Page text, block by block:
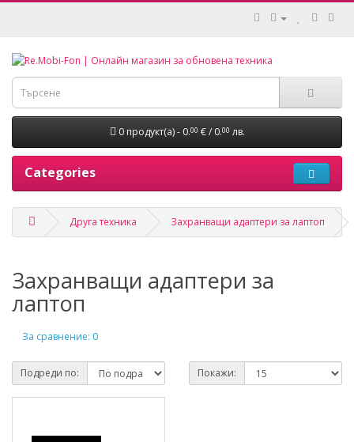
0 продукт(а) - 0.00 € / 0.00 лв.
Categories
Друга техника Захранващи адаптери за лаптоп
Захранващи адаптери за
лаптоп
За сравнение: 0
Подреди по: Покажи: